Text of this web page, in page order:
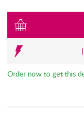
Order now to get this